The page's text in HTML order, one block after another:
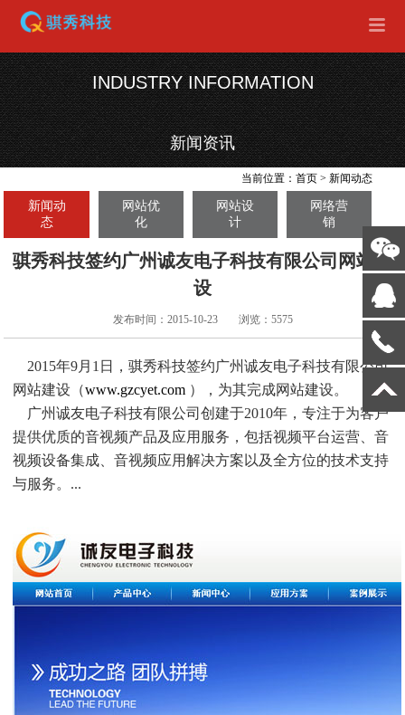
INDUSTRY INFORMATION
新闻资讯
当前位置：首页 >新闻动态
新闻动
态
网站优
化
网站设
计
网络营
销
骐秀科技签约广州诚友电子科技有限公司网站建
设
发布时间：2015-10-23 浏览：5575
2015年9月1日，骐秀科技签约广州诚友电子科技有限公司
网站建设（www.gzcyet.com ），为其完成网站建设。
广州诚友电子科技有限公司创建于2010年，专注于为客户
提供优质的音视频产品及应用服务，包括视频平台运营、音
视频设备集成、音视频应用解决方案以及全方位的技术支持
与服务。...